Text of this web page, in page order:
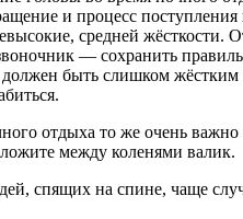
и процесс
средней
— сохранить
быть слишком жёстким
отдыха то же очень важно
между коленями валик.
спящих на спине, чаще